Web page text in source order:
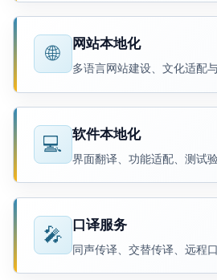
🌐 网站本地化
多语言网站建设、文化适配
💻 软件本地化
界面翻译、功能适配、测试
🎤 口译服务
同声传译、交替传译、远程